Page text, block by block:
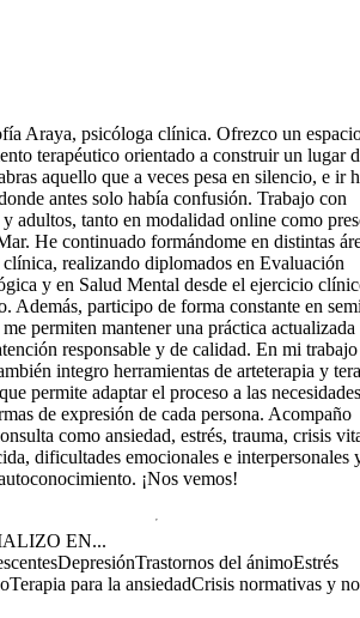
Araya, psicóloga clínica. Ofrezco un
terapéutico orientado a construir un lugar
aquello que a veces pesa en silencio, e ir
antes solo había confusión. Trabajo con
y adultos, tanto en modalidad online como
He continuado formándome en distintas
realizando diplomados en Evaluación
y en Salud Mental desde el ejercicio
Además, participo de forma constante en
permiten mantener una práctica actualizada
responsable y de calidad. En mi trabajo
integro herramientas de arteterapia y
permite adaptar el proceso a las
de expresión de cada persona. Acompaño
como ansiedad, estrés, trauma, crisis
dificultades emocionales e interpersonales
¡Nos vemos!
EN...
DepresiónTrastornos del ánimoEstrés
Terapia para la ansiedadCrisis normativas y no